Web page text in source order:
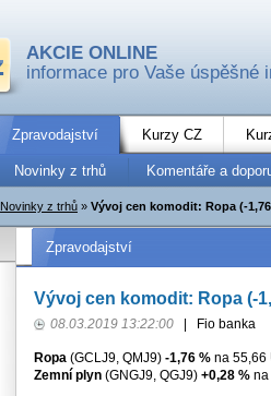
AKCIE ONLINE
informace pro Vaše úspěšné
Zpravodajství Kurzy CZ
Novinky z trhů Komentáře a
Novinky z trhů » Vývoj cen komodit: Ropa (-
Zpravodajství
Vývoj cen komodit: Ropa (-
08.03.2019 13:22:00 Fio banka
Ropa (GCLJ9, QMJ9) -1,76 % na 55,66
Zemní plyn (GNGJ9, QGJ9) +0,28 % na